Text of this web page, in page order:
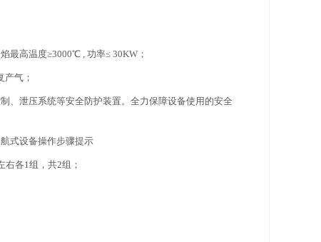
最高温度≥3000℃ , 功率≤ 30KW；
气；
、泄压系统等安全防护装置。全力保障设备使用的安全
式设备操作步骤提示
各1组，共2组；